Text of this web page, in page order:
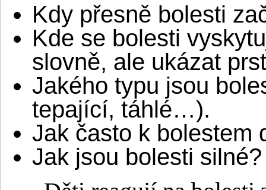
Kdy přesně bolesti
Kde se bolesti
slovně, ale ukázat
Jakého typu jsou
tepající, táhlé…).
Jak často k bolestem
Jak jsou bolesti silné?